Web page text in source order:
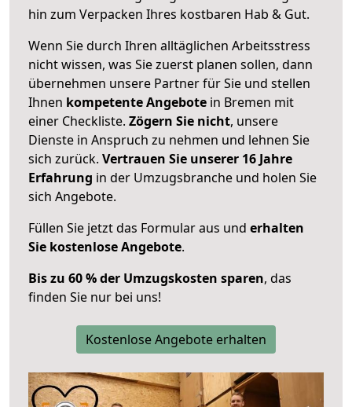
hin zum Verpacken Ihres kostbaren Hab & Gut.
Wenn Sie durch Ihren alltäglichen Arbeitsstress
nicht wissen, was Sie zuerst planen sollen, dann
übernehmen unsere Partner für Sie und stellen
Ihnen kompetente Angebote in Bremen mit
einer Checkliste. Zögern Sie nicht, unsere
Dienste in Anspruch zu nehmen und lehnen Sie
sich zurück. Vertrauen Sie unserer 16 Jahre
Erfahrung in der Umzugsbranche und holen Sie
sich Angebote.
Füllen Sie jetzt das Formular aus und erhalten
Sie kostenlose Angebote.
Bis zu 60 % der Umzugskosten sparen, das
finden Sie nur bei uns!
Kostenlose Angebote erhalten